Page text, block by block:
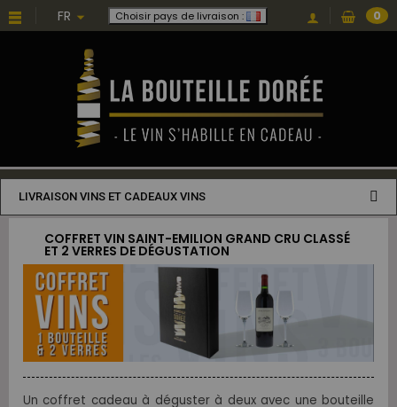
FR Choisir pays de livraison : 0
LIVRAISON VINS ET CADEAUX VINS
COFFRET VIN SAINT-EMILION GRAND CRU CLASSÉ
ET 2 VERRES DE DÉGUSTATION
Un coffret cadeau à déguster à deux avec une bouteille